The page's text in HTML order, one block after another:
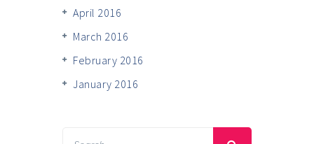
April 2016
March 2016
February 2016
January 2016